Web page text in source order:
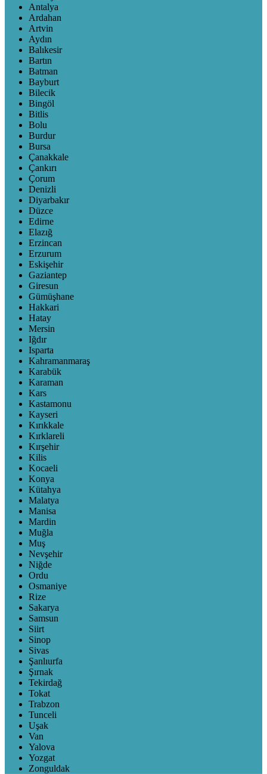
Antalya
Ardahan
Artvin
Aydın
Balıkesir
Bartın
Batman
Bayburt
Bilecik
Bingöl
Bitlis
Bolu
Burdur
Bursa
Çanakkale
Çankırı
Çorum
Denizli
Diyarbakır
Düzce
Edirne
Elazığ
Erzincan
Erzurum
Eskişehir
Gaziantep
Giresun
Gümüşhane
Hakkari
Hatay
Mersin
Iğdır
Isparta
Kahramanmaraş
Karabük
Karaman
Kars
Kastamonu
Kayseri
Kırıkkale
Kırklareli
Kırşehir
Kilis
Kocaeli
Konya
Kütahya
Malatya
Manisa
Mardin
Muğla
Muş
Nevşehir
Niğde
Ordu
Osmaniye
Rize
Sakarya
Samsun
Siirt
Sinop
Sivas
Şanlıurfa
Şırnak
Tekirdağ
Tokat
Trabzon
Tunceli
Uşak
Van
Yalova
Yozgat
Zonguldak